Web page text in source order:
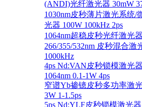
(ANDI)光纤激光器 30mW
1030nm皮秒薄片激光系统/
光器 100W 100kHz 2ps
1064nm超稳皮秒光纤激光
266/355/532nm 皮秒混合激
1000kHz
4ps Nd:VAN皮秒锁模激光
1064nm 0.1-1W 4ps
窄谱Yb掺镱皮秒多功率激
3W 1-1.5ps
5ps Nd:YLF皮秒锁模激光器